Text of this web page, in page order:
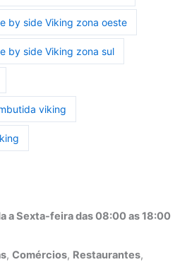
by side Viking zona oeste
by side Viking zona sul
viking
a Sexta-feira das 08:00 as 18:00
,Comércios, Restaurantes,